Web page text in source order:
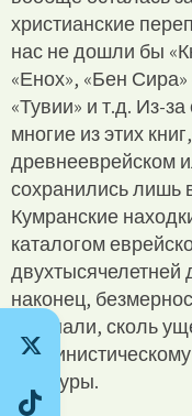
христианские
нас не дошли бы
«Енох», «Бен
«Тувии» и т.д. Из-
многие из этих
древнееврейском
сохранились лишь
Кумранские
каталогом
двухтысячелетней
наконец,
осознали, сколь
культуры.